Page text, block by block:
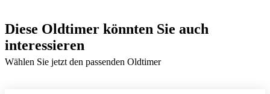
Diese Oldtimer könnten Sie auch
interessieren
Wählen Sie jetzt den passenden Oldtimer